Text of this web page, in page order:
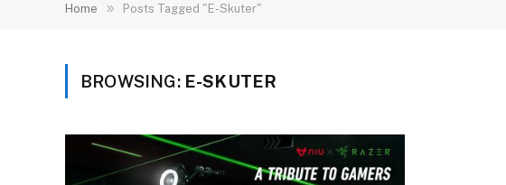
Home » Posts Tagged "E-Skuter"
BROWSING: E-SKUTER